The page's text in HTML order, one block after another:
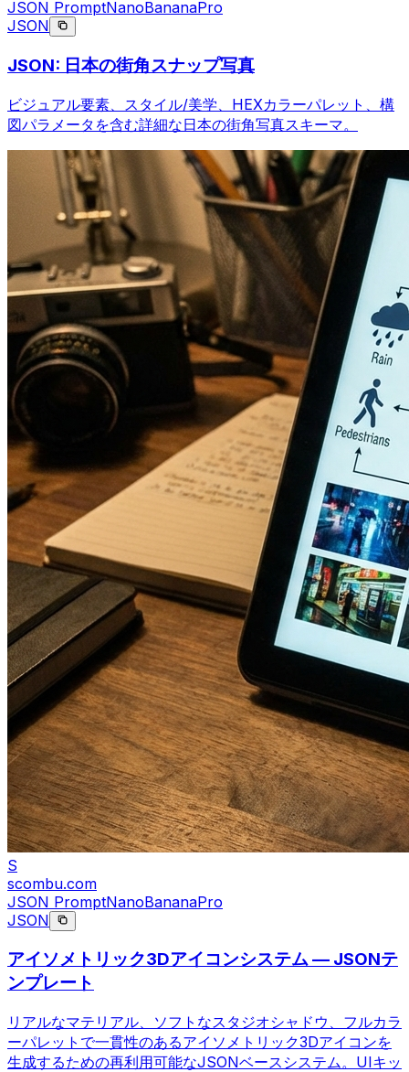
JSON PromptNanoBananaPro
JSON
JSON: 日本の街角スナップ写真
ビジュアル要素、スタイル/美学、HEXカラーパレット、構
図パラメータを含む詳細な日本の街角写真スキーマ。
S
scombu.com
JSON PromptNanoBananaPro
JSON
アイソメトリック3Dアイコンシステム — JSONテ
ンプレート
リアルなマテリアル、ソフトなスタジオシャドウ、フルカラ
ーパレットで一貫性のあるアイソメトリック3Dアイコンを
生成するための再利用可能なJSONベースシステム。UIキッ